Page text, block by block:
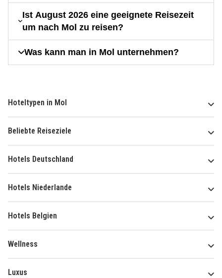
Ist August 2026 eine geeignete Reisezeit
um nach Mol zu reisen?
Was kann man in Mol unternehmen?
Hoteltypen in Mol
Beliebte Reiseziele
Hotels Deutschland
Hotels Niederlande
Hotels Belgien
Wellness
Luxus